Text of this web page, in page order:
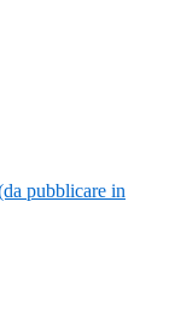
pubblicare in